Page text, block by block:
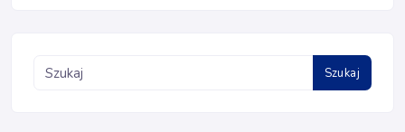
Szukaj